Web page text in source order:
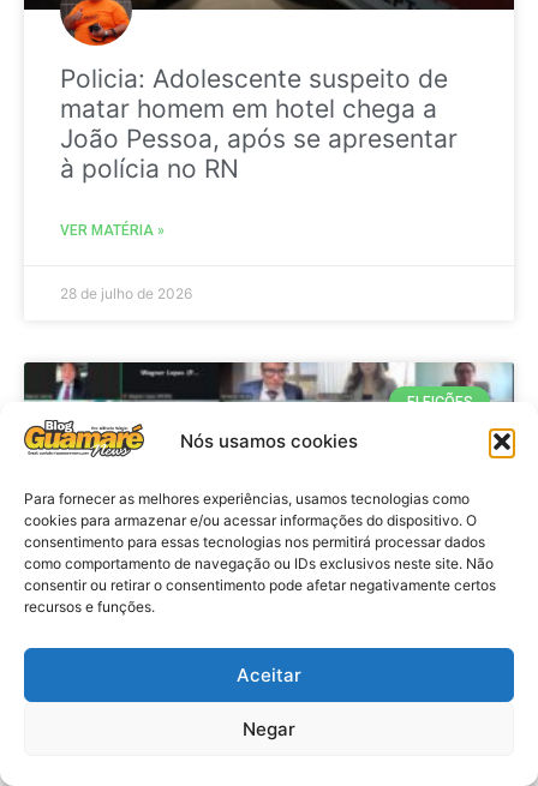
Nós usamos cookies
Para fornecer as melhores experiências, usamos tecnologias como
cookies para armazenar e/ou acessar informações do dispositivo. O
consentimento para essas tecnologias nos permitirá processar dados
como comportamento de navegação ou IDs exclusivos neste site. Não
consentir ou retirar o consentimento pode afetar negativamente certos
recursos e funções.
Aceitar
Negar
Policia: Adolescente suspeito de
matar homem em hotel chega a
João Pessoa, após se apresentar
à polícia no RN
VER MATÉRIA »
28 de julho de 2026
ELEIÇÕES
Eleições 2026: procuradores e
promotores eleitorais realizam
reunião de alinhamento no RN